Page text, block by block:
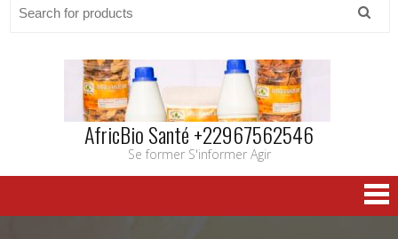
AfricBio Santé +22967562546
Se former S'informer Agir